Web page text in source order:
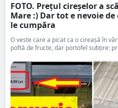
FOTO. Prețul cireșelor a
Mare :) Dar tot e nevoie
le cumpăra
O veste care a picat ca o cireașă în
poftă de fructe, dar portofel subțire: